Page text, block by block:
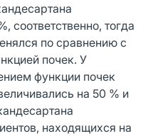
соответственно, тогда
по сравнению с
почек. У
функции почек
на 50 % и
находящихся на